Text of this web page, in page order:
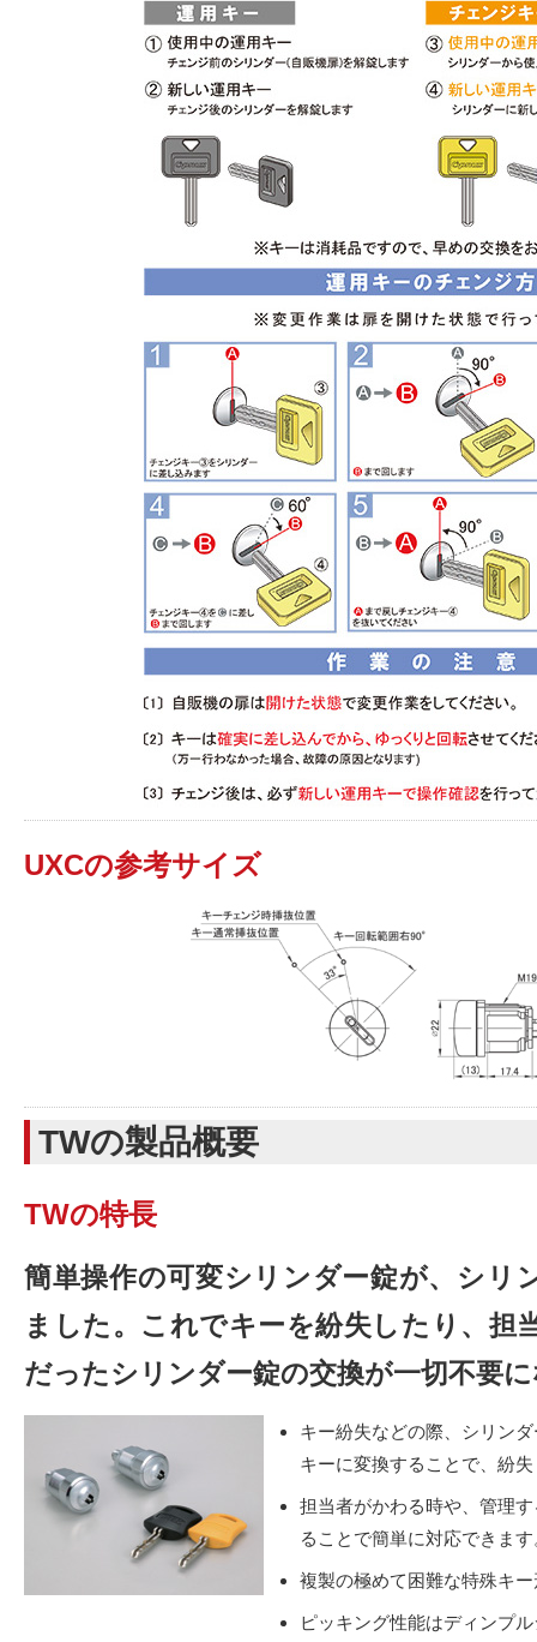
UXCの参考サイズ
TWの製品概要
TWの特長
簡単操作の可変シリンダー錠が、シリ
ました。これでキーを紛失したり、担
だったシリンダー錠の交換が一切不要
キー紛失などの際、シリン
キーに変換することで、紛
担当者がかわる時や、管理
ることで簡単に対応できます
複製の極めて困難な特殊キ
ピッキング性能はディンプ